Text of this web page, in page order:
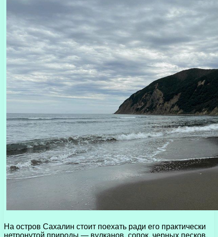
На остров Сахалин стоит поехать ради его практически
нетронутой природы — вулканов, сопок, черных песков,